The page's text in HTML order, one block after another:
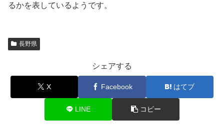
るかを表しているようです。
長野県
シェアする
X Facebook はてブ
LINE コピー